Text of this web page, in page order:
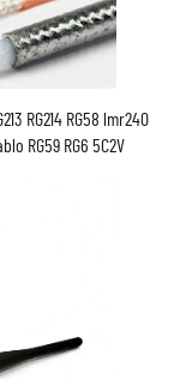
RG214 RG58 lmr240
RG59 RG6 5C2V